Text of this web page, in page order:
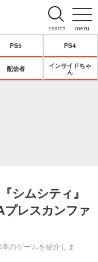
menu
search
PS5 PS4
配信者
インサイドちゃ
ん
シムシティ』
プレスカンファ
のゲームを紹介しま